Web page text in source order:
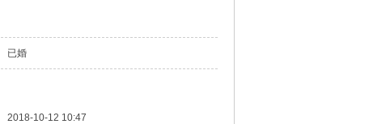
已婚
2018-10-12 10:47